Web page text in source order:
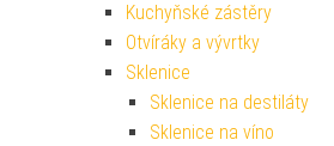
Kuchyňské zástěry
Otvíráky a vývrtky
Sklenice
Sklenice na destiláty
Sklenice na víno